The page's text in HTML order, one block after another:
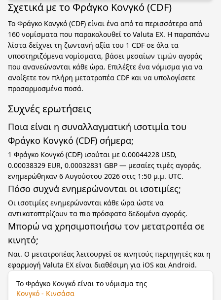
Σχετικά με το Φράγκο Κονγκό (CDF)
Το Φράγκο Κονγκό (CDF) είναι ένα από τα περισσότερα από
160 νομίσματα που παρακολουθεί το Valuta EX. Η παραπάνω
λίστα δείχνει τη ζωντανή αξία του 1 CDF σε όλα τα
υποστηριζόμενα νομίσματα, βάσει μεσαίων τιμών αγοράς
που ανανεώνονται κάθε ώρα. Επιλέξτε ένα νόμισμα για να
ανοίξετε τον πλήρη μετατροπέα CDF και να υπολογίσετε
προσαρμοσμένα ποσά.
Συχνές ερωτήσεις
Ποια είναι η συναλλαγματική ισοτιμία του
Φράγκο Κονγκό (CDF) σήμερα;
1 Φράγκο Κονγκό (CDF) ισούται με 0.00044228 USD,
0.00038329 EUR, 0.00032831 GBP — μεσαίες τιμές αγοράς,
ενημερώθηκαν 6 Αυγούστου 2026 στις 1:50 μ.μ. UTC.
Πόσο συχνά ενημερώνονται οι ισοτιμίες;
Οι ισοτιμίες ενημερώνονται κάθε ώρα ώστε να
αντικατοπτρίζουν τα πιο πρόσφατα δεδομένα αγοράς.
Μπορώ να χρησιμοποιήσω τον μετατροπέα σε
κινητό;
Ναι. Ο μετατροπέας λειτουργεί σε κινητούς περιηγητές και η
εφαρμογή Valuta EX είναι διαθέσιμη για iOS και Android.
Το Φράγκο Κονγκό είναι το νόμισμα της
Κονγκό - Κινσάσα